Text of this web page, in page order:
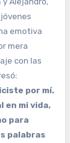
emotiva
mera
con las
por mí.
en mi vida,
para
palabras